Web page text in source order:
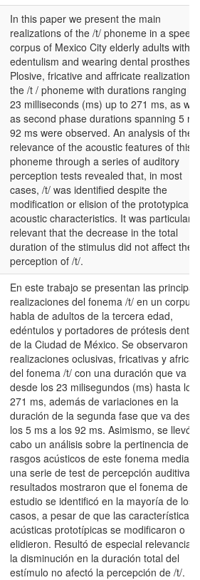
In this paper we present the main
realizations of the /t/ phoneme in a
corpus of Mexico City elderly adults with
edentulism and wearing dental
Plosive, fricative and affricate realizations
the /t / phoneme with durations ranging
23 milliseconds (ms) up to 271 ms, as well
as second phase durations spanning 5
92 ms were observed. An analysis of the
relevance of the acoustic features of this
phoneme through a series of auditory
perception tests revealed that, in most
cases, /t/ was identified despite the
modification or elision of the prototypical
acoustic characteristics. It was particularly
relevant that the decrease in the total
duration of the stimulus did not affect the
perception of /t/.
En este trabajo se presentan las
realizaciones del fonema /t/ en un corpus
habla de adultos de la tercera edad,
edéntulos y portadores de prótesis dental,
de la Ciudad de México. Se observaron
realizaciones oclusivas, fricativas y
del fonema /t/ con una duración que va
desde los 23 milisegundos (ms) hasta los
271 ms, además de variaciones en la
duración de la segunda fase que va
los 5 ms a los 92 ms. Asimismo, se llevó a
cabo un análisis sobre la pertinencia de
rasgos acústicos de este fonema
una serie de test de percepción auditiva.
resultados mostraron que el fonema de
estudio se identificó en la mayoría de los
casos, a pesar de que las características
acústicas prototípicas se modificaron o
elidieron. Resultó de especial relevancia
la disminución en la duración total del
estímulo no afectó la percepción de /t/.